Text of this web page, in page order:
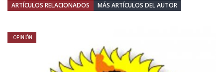
ARTÍCULOS RELACIONADOS MÁS ARTÍCULOS DEL AUTOR
OPINIÓN